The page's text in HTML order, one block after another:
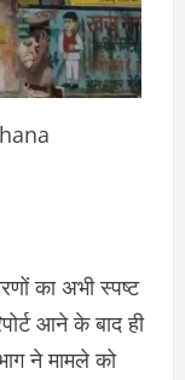
का अभी स्पष्ट
आने के बाद ही
ने मामले को